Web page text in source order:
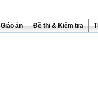
Giáo án Đề thi & Kiểm tra